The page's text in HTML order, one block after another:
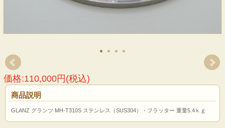
価格:110,000円(税込)
商品説明
GLANZ グランツ MH-T310S ステンレス（SUS304）・フラッター 重量5.4ｋｇ